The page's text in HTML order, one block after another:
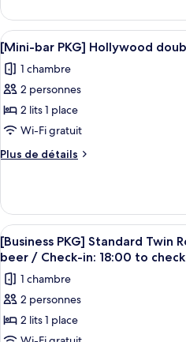
Together
PKG]Family+h
Kitchen
10000KRW
credit+1
Americano
coupon
P/P+1
Perfume
le
type
de
chambre
[Spring
Together
Kitchen
10000KRW
Americano
Sachet
Afficher
toutes
les
photos
pour
ce
type
de
[Mini-
bar
PKG]
Hollywood
double
Room
(Mini-
bar
7
[Mini-bar PKG] Hollywood
1 chambre
2 personnes
2 lits 1 place
Wi-Fi gratuit
Plus de détails
Plus
le
type
de
chambre
bar
PKG]
Hollywood
double
Room
Afficher
toutes
les
photos
pour
ce
5
[Business PKG] Standard Twin
beer / Check-in: 18:00 to
1 chambre
2 personnes
2 lits 1 place